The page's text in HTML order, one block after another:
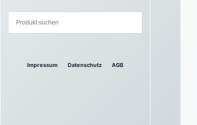
Impressum Datenschutz AGB